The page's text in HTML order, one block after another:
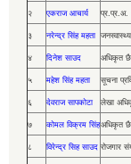
२ एकराज आचार्य प्र.प्र.अ.
३ नरेन्द्र सिंह महता जनस्वास्थ्य
४ दिनेश साउद अधिकृत
५ महेश सिंह महता सूचना
६ देवराज सापकोटा लेखा
७ कोमल विक्रम सिंहअधिकृत
८ विरेन्द्र सिह साउद रोजगार